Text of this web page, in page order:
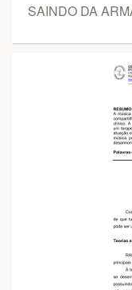
SAINDO DA